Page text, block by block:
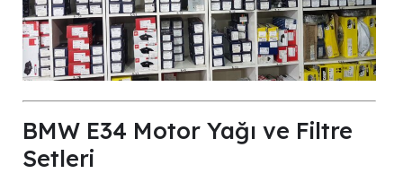
BMW E34 Motor Yağı ve Filtre
Setleri